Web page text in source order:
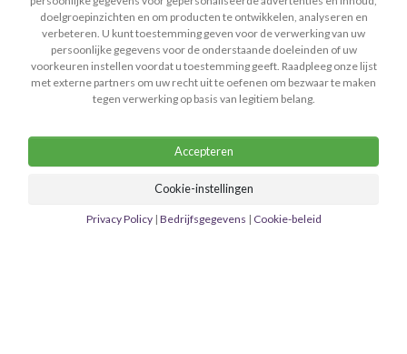
Hi Quinty, weer een top legging. Je blijft me keer op keer
verbazen. Echt heel raar mijn kaarten veranderen niet.
Mijn t… - Lisanne
> Bekijk meer ervaringen
Privacy Policy
Algemene Voorwaarden
doelgroepinzichten en om producten te ontwikkelen, analyseren en
verbeteren. U kunt toestemming geven voor de verwerking van uw
persoonlijke gegevens voor de onderstaande doeleinden of uw
voorkeuren instellen voordat u toestemming geeft. Raadpleeg onze lijst
met externe partners om uw recht uit te oefenen om bezwaar te maken
tegen verwerking op basis van legitiem belang.
Accepteren
Cookie-instellingen
Privacy Policy | Bedrijfsgegevens | Cookie-beleid